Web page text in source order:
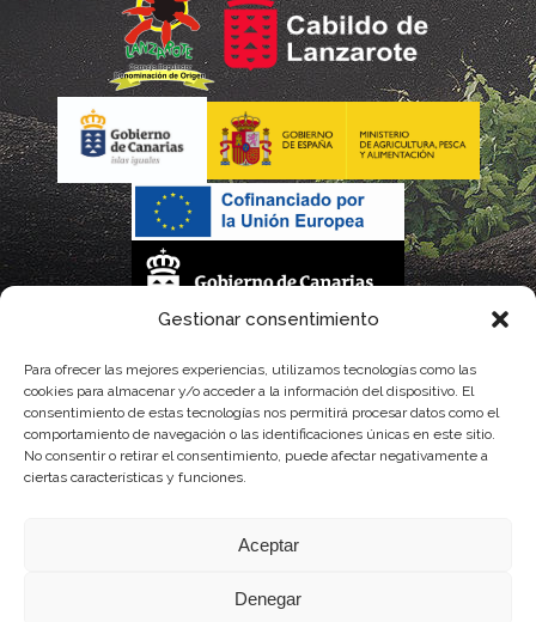
Gestionar consentimiento
Para ofrecer las mejores experiencias, utilizamos tecnologías como las
cookies para almacenar y/o acceder a la información del dispositivo. El
consentimiento de estas tecnologías nos permitirá procesar datos como el
comportamiento de navegación o las identificaciones únicas en este sitio.
No consentir o retirar el consentimiento, puede afectar negativamente a
ciertas características y funciones.
Aceptar
Denegar
parcialmente, por el Gobierno de Canarias
con fondos provenientes del presupuesto de gastos del Instituto Canario de
Calidad Agroalimentaria